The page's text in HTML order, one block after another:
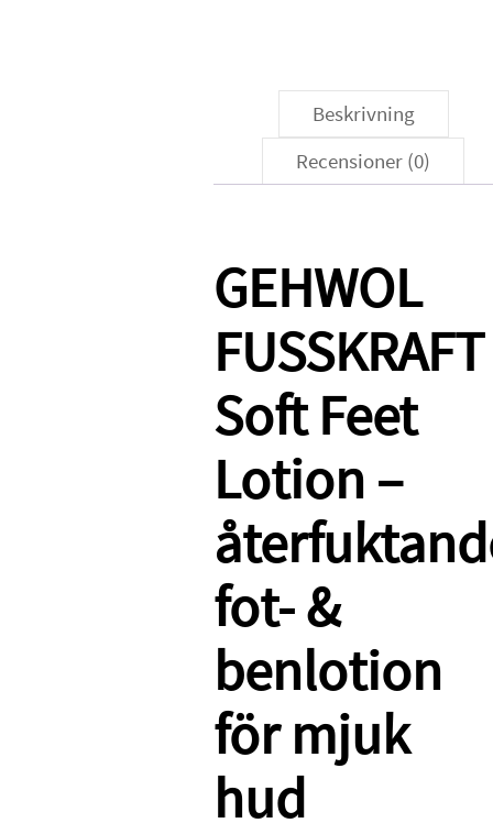
Beskrivning
Recensioner (0)
GEHWOL
FUSSKRAFT
Soft Feet
Lotion –
fot- &
benlotion
för mjuk
hud